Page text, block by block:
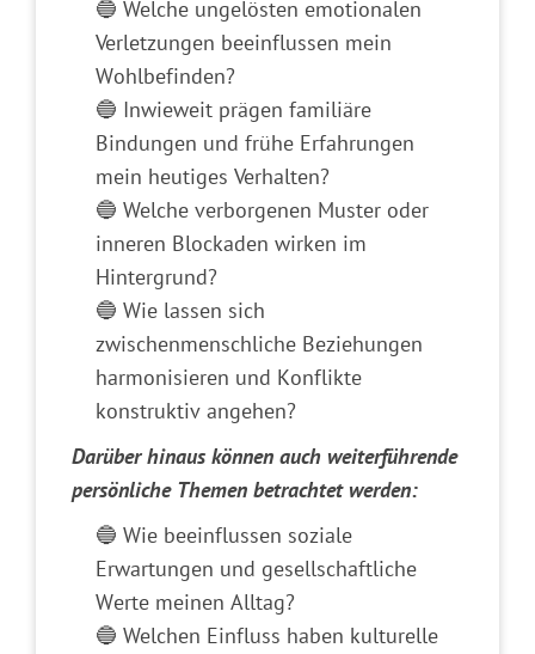
🔵 Welche ungelösten emotionalen
Verletzungen beeinflussen mein
Wohlbefinden?
🔵 Inwieweit prägen familiäre
Bindungen und frühe Erfahrungen
mein heutiges Verhalten?
🔵 Welche verborgenen Muster oder
inneren Blockaden wirken im
Hintergrund?
🔵 Wie lassen sich
zwischenmenschliche Beziehungen
harmonisieren und Konflikte
konstruktiv angehen?
Darüber hinaus können auch weiterführende
persönliche Themen betrachtet werden:
🔵 Wie beeinflussen soziale
Erwartungen und gesellschaftliche
Werte meinen Alltag?
🔵 Welchen Einfluss haben kulturelle